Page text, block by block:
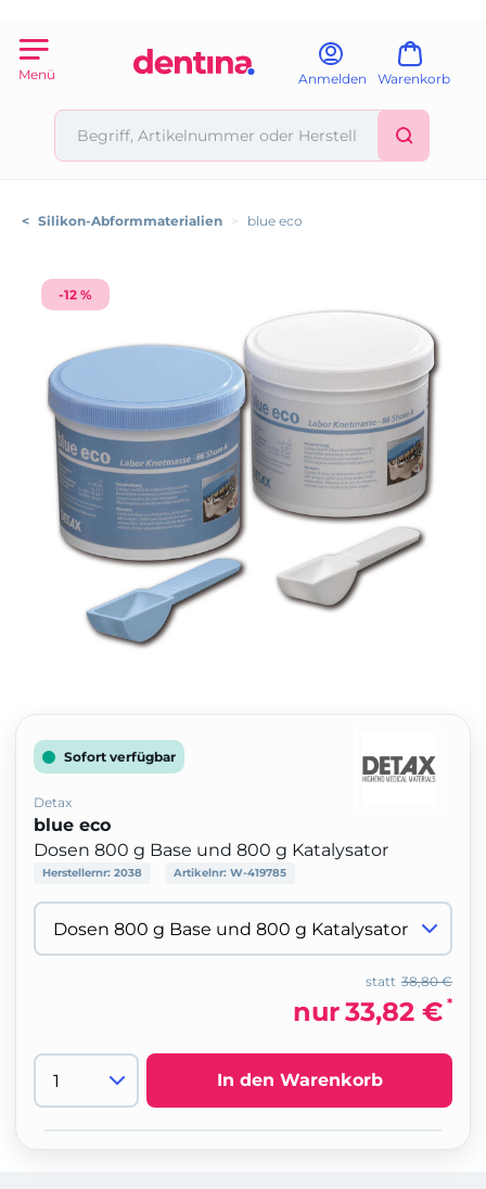
Menü Anmelden Warenkorb
< Silikon-Abformmaterialien > blue eco
-12 %
Sofort verfügbar
Detax
blue eco
Dosen 800 g Base und 800 g Katalysator
Herstellernr: 2038 Artikelnr: W-419785
38,80 €
statt
nur33,82 € *
In den Warenkorb